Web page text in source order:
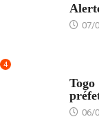
07/
4
Togo
06/